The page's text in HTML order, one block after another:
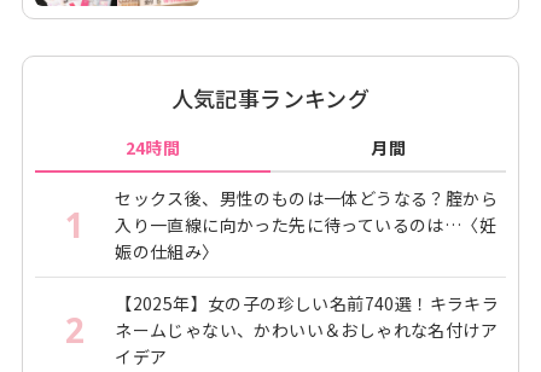
人気記事ランキング
24時間 月間
1
セックス後、男性のものは一体どうなる？腟から
入り一直線に向かった先に待っているのは…〈妊
娠の仕組み〉
2
【2025年】女の子の珍しい名前740選！キラキラ
ネームじゃない、かわいい＆おしゃれな名付けア
イデア